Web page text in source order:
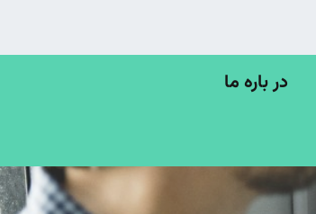
در باره ما